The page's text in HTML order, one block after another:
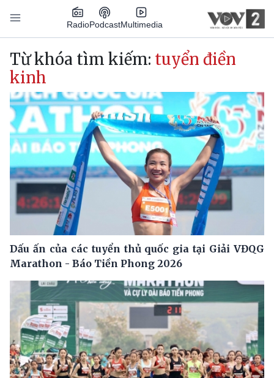
Nhảy đến nội dung
RadioPodcastMultimedia
Main navigation
Từ khóa tìm kiếm: tuyển điền
kinh
Dấu ấn của các tuyển thủ quốc gia tại Giải VĐQG
Marathon - Báo Tiền Phong 2026